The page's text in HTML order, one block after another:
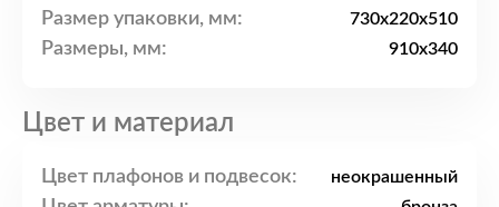
Размер упаковки, мм: 730x220x510
Размеры, мм: 910x340
Цвет и материал
Цвет плафонов и подвесок: неокрашенный